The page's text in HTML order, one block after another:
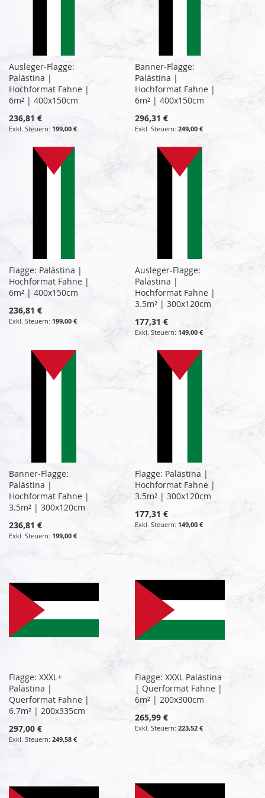
Ausleger-Flagge:
Palästina |
Hochformat Fahne |
6m² | 400x150cm
236,81 €
199,00 €
Banner-Flagge:
Palästina |
Hochformat Fahne |
6m² | 400x150cm
296,31 €
249,00 €
Flagge: Palästina |
Hochformat Fahne |
6m² | 400x150cm
236,81 €
199,00 €
Ausleger-Flagge:
Palästina |
Hochformat Fahne |
3.5m² | 300x120cm
177,31 €
149,00 €
Banner-Flagge:
Palästina |
Hochformat Fahne |
3.5m² | 300x120cm
236,81 €
199,00 €
Flagge: Palästina |
Hochformat Fahne |
3.5m² | 300x120cm
177,31 €
149,00 €
Flagge: XXXL+
Palästina |
Querformat Fahne |
6.7m² | 200x335cm
297,00 €
249,58 €
Flagge: XXXL Palästina
| Querformat Fahne |
6m² | 200x300cm
265,99 €
223,52 €